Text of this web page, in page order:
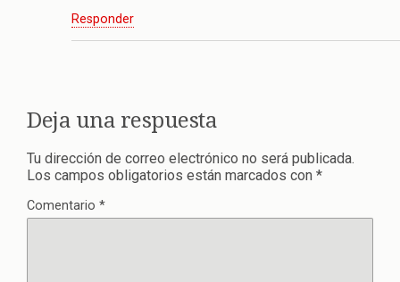
Responder
Deja una respuesta
Tu dirección de correo electrónico no será publicada.
Los campos obligatorios están marcados con *
Comentario *